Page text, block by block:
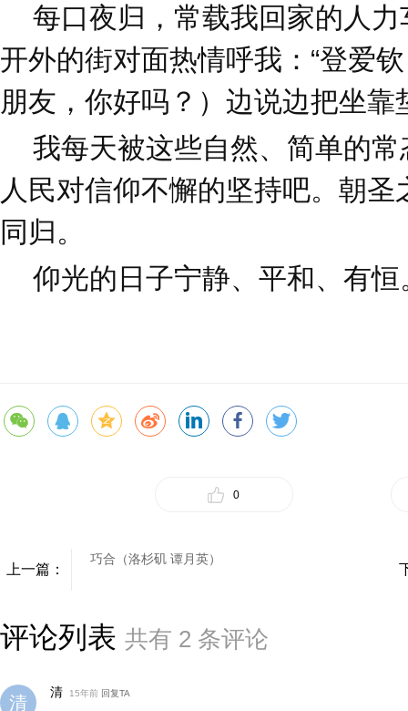
每口夜归，常载我回家的人力
开外的街对面热情呼我：“登爱
朋友，你好吗？）边说边把坐靠
我每天被这些自然、简单的常
人民对信仰不懈的坚持吧。朝
同归。
仰光的日子宁静、平和、有恒
0
上一篇：
巧合（洛杉矶 谭月英）
评论列表 共有 2 条评论
清 15年前 回复TA